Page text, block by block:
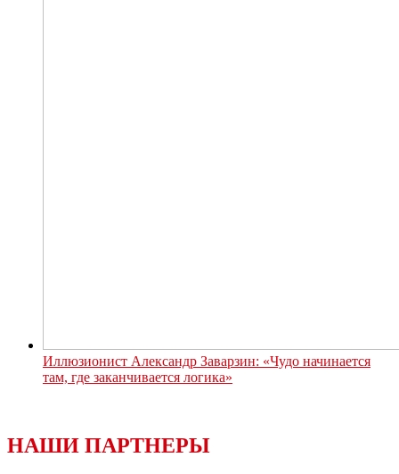
Иллюзионист Александр Заварзин: «Чудо начинается
там, где заканчивается логика»
НАШИ ПАРТНЕРЫ